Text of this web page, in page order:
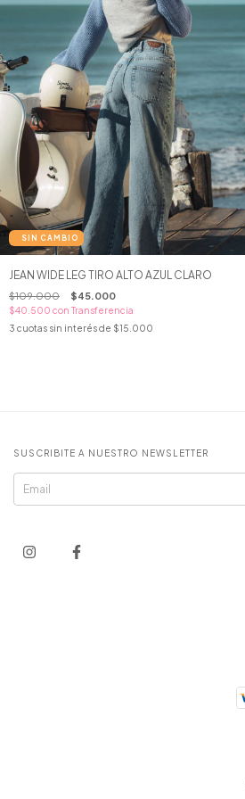
JEAN WIDE LEG TIRO ALTO AZUL CLARO
$109.000 $45.000
$40.500 con Transferencia
3 cuotas sin interés de $15.000
SUSCRIBITE A NUESTRO NEWSLETTER